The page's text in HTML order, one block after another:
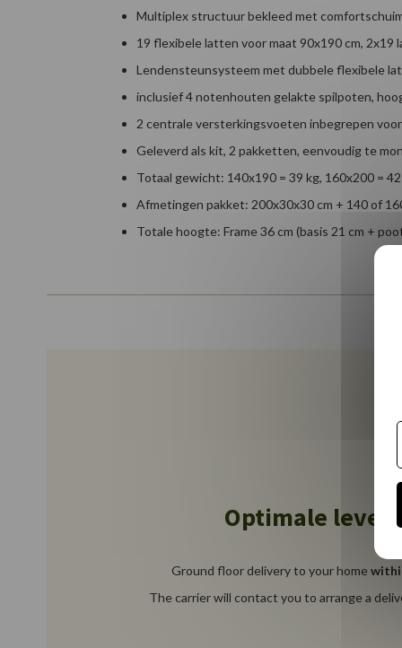
Multiplex structuur bekleed met
19 flexibele latten voor maat 90x190 cm, 2x19
Lendensteunsysteem met dubbele flexibele
inclusief 4 notenhouten gelakte spilpoten,
2 centrale versterkingsvoeten inbegrepen
Geleverd als kit, 2 pakketten, eenvoudig te
Totaal gewicht: 140x190 = 39 kg, 160x200 =
Afmetingen pakket: 200x30x30 cm + 140 of
Totale hoogte: Frame 36 cm (basis 21 cm +
Optimale
Ground floor delivery to your home
The carrier will contact you to arrange a